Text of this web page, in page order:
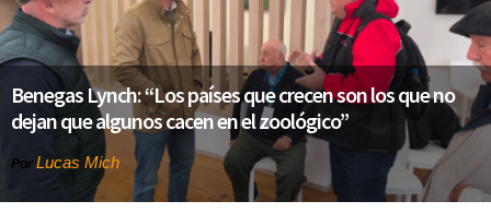
Benegas Lynch: “Los países que crecen son los que no
dejan que algunos cacen en el zoológico”
Por Lucas Mich